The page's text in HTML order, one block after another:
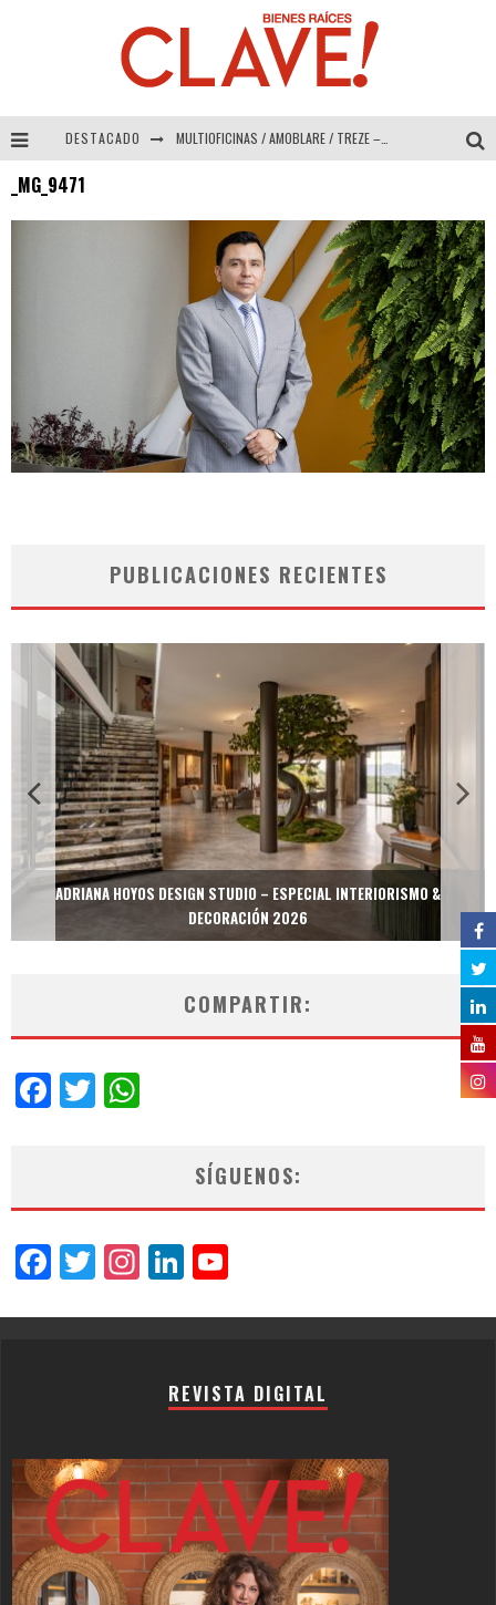
DESTACADO MULTIOFICINAS / AMOBLARE / TREZE – Especial Interiorismo & Decoración 2026
COLINEAL – Especial Interiorismo & Decoración 2026
ADRIANA HOYOS DESIGN STUDIO – Especial Interiorismo & Decoración 2026
_MG_9471
PUBLICACIONES RECIENTES
ADRIANA HOYOS DESIGN STUDIO – ESPECIAL INTERIORISMO &
DECORACIÓN 2026
COMPARTIR:
Facebook
Twitter
SÍGUENOS:
Facebook
Twitter
Instagram
LinkedIn
REVISTA DIGITAL